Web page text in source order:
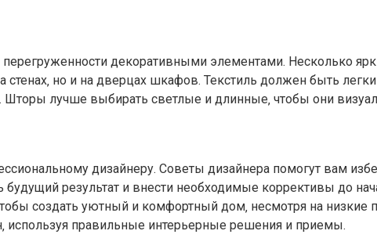
декоративными элементами. Несколько
стенах‚ но и на дверцах шкафов. Текстиль должен быть
лучше выбирать светлые и длинные‚ чтобы они
дизайнеру. Советы дизайнера помогут вам
будущий результат и внести необходимые коррективы до
создать уютный и комфортный дом‚ несмотря на низкие
используя правильные интерьерные решения и приемы.